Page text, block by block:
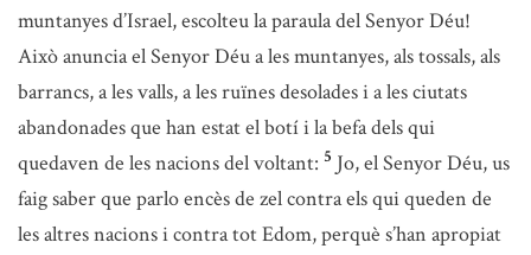
muntanyes d’Israel, escolteu la paraula del Senyor Déu!
Això anuncia el Senyor Déu a les muntanyes, als tossals, als
barrancs, a les valls, a les ruïnes desolades i a les ciutats
abandonades que han estat el botí i la befa dels qui
quedaven de les nacions del voltant: 5 Jo, el Senyor Déu, us
faig saber que parlo encès de zel contra els qui queden de
les altres nacions i contra tot Edom, perquè s’han apropiat